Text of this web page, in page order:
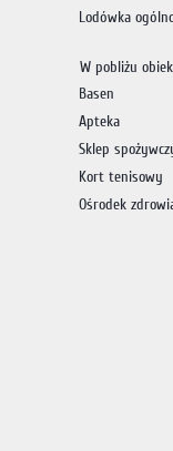
Lodówka
W pobliżu
Basen
Apteka
Sklep
Kort tenisowy
Ośrodek